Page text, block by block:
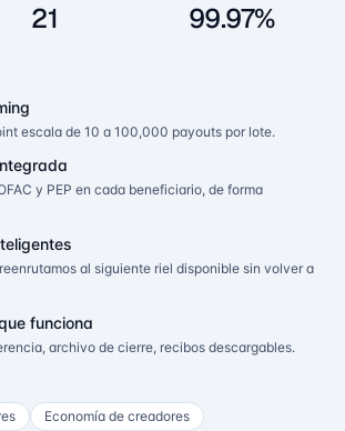
21 99.97%
escala de 10 a 100,000 payouts por lote.
y PEP en cada beneficiario, de forma
al siguiente riel disponible sin volver a
funciona
archivo de cierre, recibos descargables.
Economía de creadores